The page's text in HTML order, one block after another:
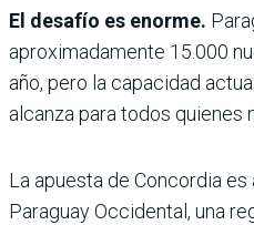
El desafío es enorme.
aproximadamente 15.000
año, pero la capacidad
alcanza para todos quienes
La apuesta de Concordia
Paraguay Occidental, una